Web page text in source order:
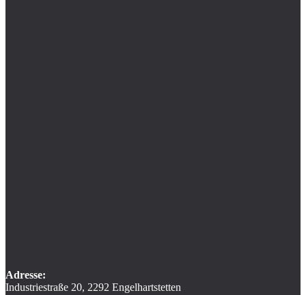
Adresse:
Industriestraße 20, 2292 Engelhartstetten